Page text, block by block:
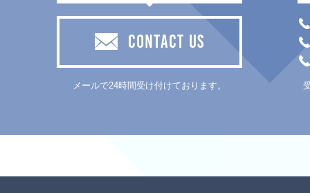
CONTACT US
メールで24時間受け付けております。